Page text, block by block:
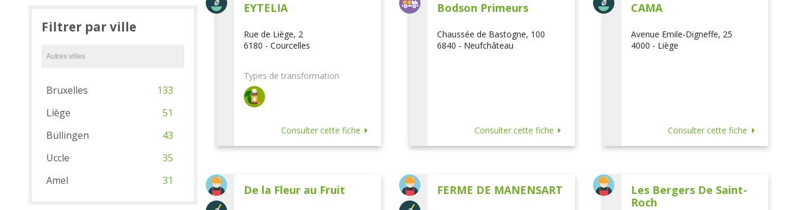
EYTELIA
Rue de Liège, 2
6180 - Courcelles
Types de transformation
Consulter cette fiche
Bodson Primeurs
Chaussée de Bastogne, 100
6840 - Neufchâteau
Consulter cette fiche
CAMA
Avenue Emile-Digneffe, 25
4000 - Liège
Consulter cette fiche
De la Fleur au Fruit FERME DE MANENSART
Les Bergers De Saint-
Roch
Filtrer par ville
Bruxelles
133
Liège
51
Büllingen
43
Uccle
35
Amel
31